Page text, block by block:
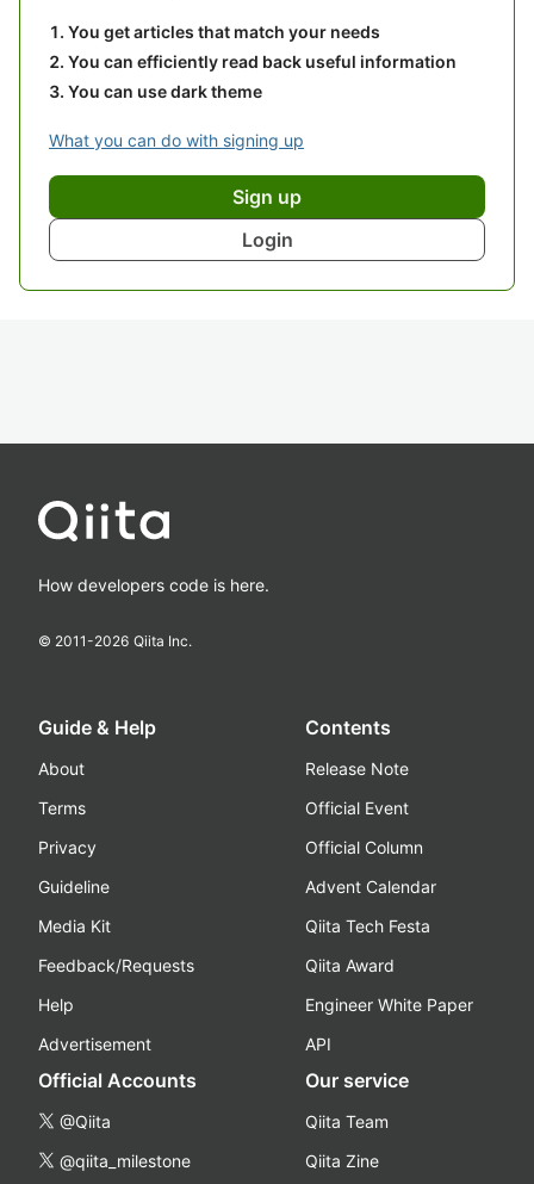
You get articles that match your needs
You can efficiently read back useful information
You can use dark theme
What you can do with signing up
Sign up
Login
How developers code is here.
© 2011-2026 Qiita Inc.
Guide & Help
About
Terms
Privacy
Guideline
Media Kit
Feedback/Requests
Help
Advertisement
Contents
Release Note
Official Event
Official Column
Advent Calendar
Qiita Tech Festa
Qiita Award
Engineer White Paper
API
Official Accounts
@Qiita
@qiita_milestone
Our service
Qiita Team
Qiita Zine